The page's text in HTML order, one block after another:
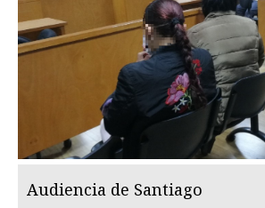
Audiencia de Santiago